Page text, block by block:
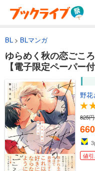
BL BLマンガ
ゆらめく秋の恋ごこ
【電子限定ペーパー付
野花
825
660
3
値引